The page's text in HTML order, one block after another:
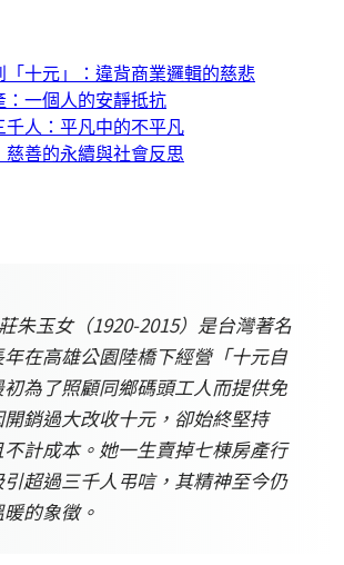
「十元」：違背商業邏輯的慈悲
：一個人的安靜抵抗
千人：平凡中的不平凡
慈善的永續與社會反思
莊朱玉女（1920-2015）是台灣著名
在高雄公園陸橋下經營「十元自
為了照顧同鄉碼頭工人而提供免
銷過大改收十元，卻始終堅持
不計成本。她一生賣掉七棟房產行
超過三千人弔唁，其精神至今仍
的象徵。